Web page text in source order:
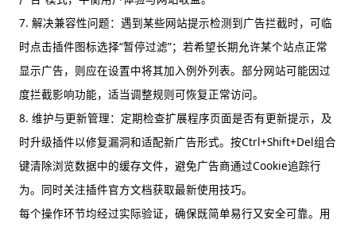
7. 解决兼容性问题：遇到某些网站提示检测到广告拦截时，可临
时点击插件图标选择“暂停过滤”；若希望长期允许某个站点正常
显示广告，则应在设置中将其加入例外列表。部分网站可能因过
度拦截影响功能，适当调整规则可恢复正常访问。
8. 维护与更新管理：定期检查扩展程序页面是否有更新提示，及
时升级插件以修复漏洞和适配新广告形式。按Ctrl+Shift+Del组合
键清除浏览数据中的缓存文件，避免广告商通过Cookie追踪行
为。同时关注插件官方文档获取最新使用技巧。
每个操作环节均经过实际验证，确保既简单易行又安全可靠。用